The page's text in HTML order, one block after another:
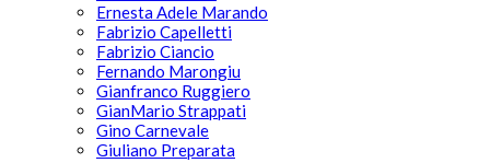
Ernesta Adele Marando
Fabrizio Capelletti
Fabrizio Ciancio
Fernando Marongiu
Gianfranco Ruggiero
GianMario Strappati
Gino Carnevale
Giuliano Preparata